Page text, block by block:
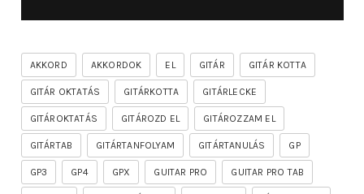
AKKORD AKKORDOK EL GITÁR GITÁR KOTTA
GITÁR OKTATÁS GITÁRKOTTA GITÁRLECKE
GITÁROKTATÁS GITÁROZD EL GITÁROZZAM EL
GITÁRTAB GITÁRTANFOLYAM GITÁRTANULÁS GP
GP3 GP4 GPX GUITAR PRO GUITAR PRO TAB